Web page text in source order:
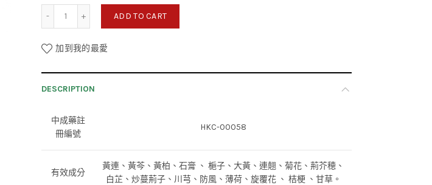
ADD TO CART
加到我的最愛
DESCRIPTION
中成藥註
冊編號
HKC-00058
有效成分
黃連、黃芩、黃柏、石膏 、 梔子、大黃、連翹、菊花、荊芥穂、
白芷、炒蔓荊子、川芎、防風、薄荷、旋覆花 、 桔梗 、甘草。